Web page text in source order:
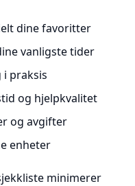
dine favoritter
vanligste tider
praksis
og hjelpkvalitet
og avgifter
enheter
minimerer